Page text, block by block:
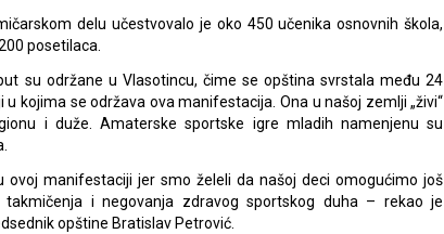
delu učestvovalo je oko 450 učenika osnovnih škola,
posetilaca.
su održane u Vlasotincu, čime se opština svrstala među 24
u kojima se održava ova manifestacija. Ona u našoj zemlji „živi“
i duže. Amaterske sportske igre mladih namenjenu su
ovoj manifestaciji jer smo želeli da našoj deci omogućimo još
takmičenja i negovanja zdravog sportskog duha – rekao je
opštine Bratislav Petrović.